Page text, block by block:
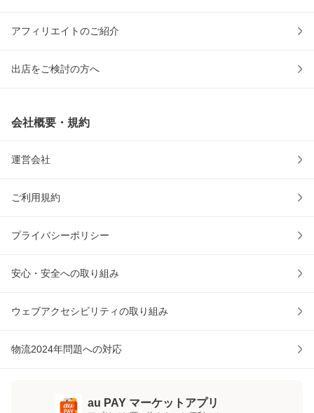
アフィリエイトのご紹介
出店をご検討の方へ
会社概要・規約
運営会社
ご利用規約
プライバシーポリシー
安心・安全への取り組み
ウェブアクセシビリティの取り組み
物流2024年問題への対応
au PAY マーケットアプリ